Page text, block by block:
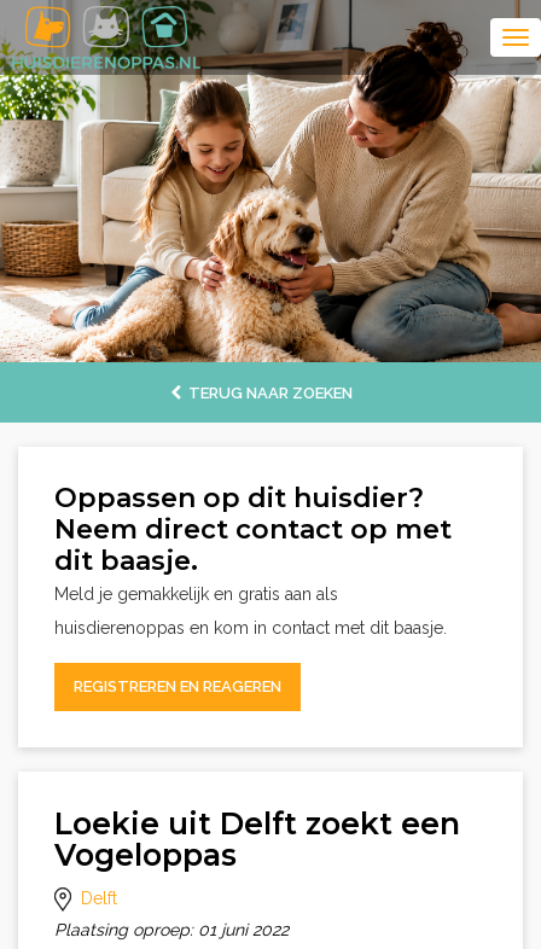
TERUG NAAR ZOEKEN
Oppassen op dit huisdier?
Neem direct contact op met
dit baasje.
Meld je gemakkelijk en gratis aan als
huisdierenoppas en kom in contact met dit baasje.
REGISTREREN EN REAGEREN
Loekie uit Delft zoekt een
Vogeloppas
Delft
Plaatsing oproep: 01 juni 2022